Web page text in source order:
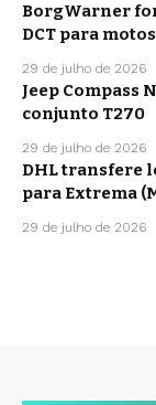
BorgWarner
DCT para
29 de julho de 2026
Jeep Compass
conjunto T270
29 de julho de 2026
DHL transfere
para Extrema
29 de julho de 2026